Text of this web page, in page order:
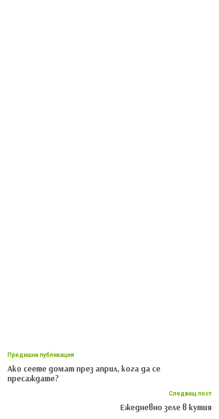
Предишна публикация
Ако сеете домат през април, кога да се
пресаждате?
Следващ пост
Ежедневно зеле в кутия